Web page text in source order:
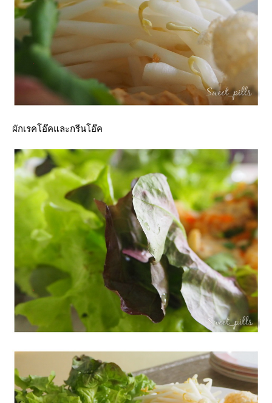
ผักเรคโอ๊คและกรีนโอ๊ค